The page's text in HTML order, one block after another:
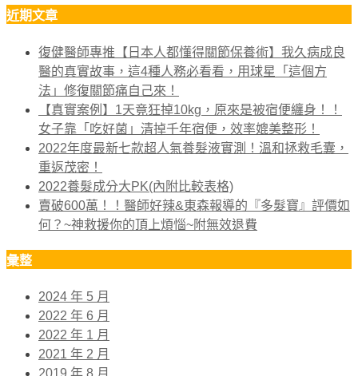
近期文章
復健醫師專推【日本人都懂得關節保養術】我久病成良
醫的真實故事，這4種人務必看看，用球星「這個方
法」修復關節痛自己來！
【真實案例】1天竟狂掉10kg，原來是被宿便纏身！！
女子靠「吃好菌」清掉千年宿便，效率媲美整形！
2022年度最新七款超人氣養髮液實測！溫和拯救毛囊，
重返茂密！
2022養髮成分大PK(內附比較表格)
賣破600萬！！醫師好辣&東森報導的『多髮寶』評價如
何？~神救援你的頂上煩惱~附無效退費
彙整
2024 年 5 月
2022 年 6 月
2022 年 1 月
2021 年 2 月
2019 年 8 月